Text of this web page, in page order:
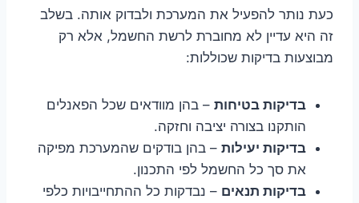
כעת נותר להפעיל את המערכת ולבדוק אותה. בשלב
זה היא עדיין לא מחוברת לרשת החשמל, אלא רק
מבוצעות בדיקות שכוללות:
בדיקות בטיחות – בהן מוודאים שכל הפאנלים
הותקנו בצורה יציבה וחזקה.
בדיקות יעילות – בהן בודקים שהמערכת מפיקה
את סך כל החשמל לפי התכנון.
בדיקות תנאים – נבדקות כל ההתחייבויות כלפי